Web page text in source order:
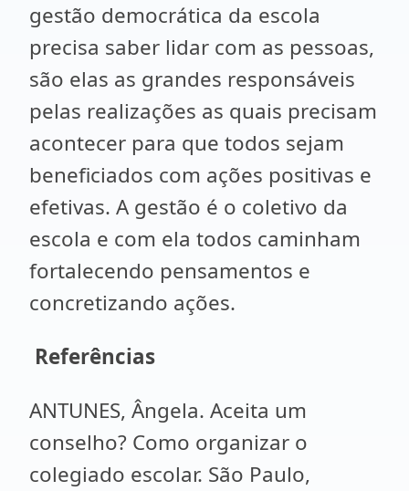
gestão democrática da escola
precisa saber lidar com as pessoas,
são elas as grandes responsáveis
pelas realizações as quais precisam
acontecer para que todos sejam
beneficiados com ações positivas e
efetivas. A gestão é o coletivo da
escola e com ela todos caminham
fortalecendo pensamentos e
concretizando ações.
Referências
ANTUNES, Ângela. Aceita um
conselho? Como organizar o
colegiado escolar. São Paulo,